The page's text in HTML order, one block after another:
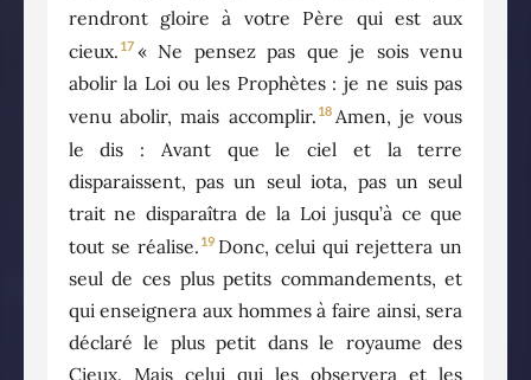
rendront gloire à votre Père qui est aux
cieux. 17 « Ne pensez pas que je sois venu
abolir la Loi ou les Prophètes : je ne suis pas
venu abolir, mais accomplir. 18 Amen, je vous
le dis : Avant que le ciel et la terre
disparaissent, pas un seul iota, pas un seul
trait ne disparaîtra de la Loi jusqu’à ce que
tout se réalise. 19 Donc, celui qui rejettera un
seul de ces plus petits commandements, et
qui enseignera aux hommes à faire ainsi, sera
déclaré le plus petit dans le royaume des
Cieux. Mais celui qui les observera et les